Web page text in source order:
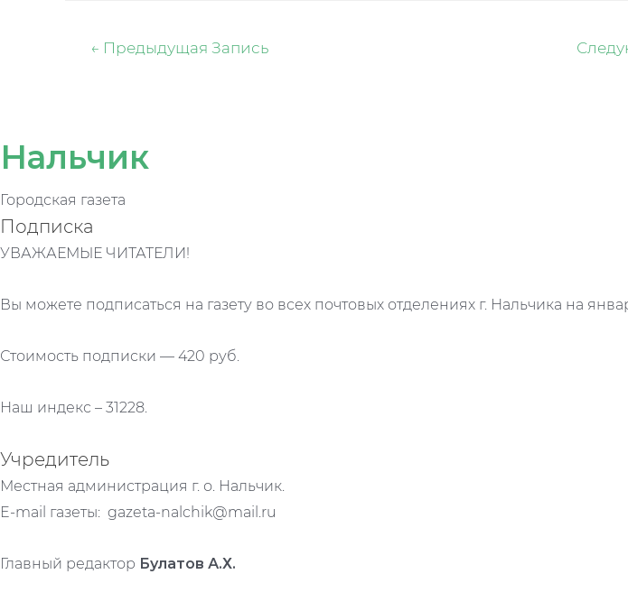
Навигация
← Предыдущая Запись
Нальчик
Городская газета
Подписка
УВАЖАЕМЫЕ ЧИТАТЕЛИ!
Вы можете подписаться на газету во всех почтовых отделениях г. Нальчика на
Стоимость подписки — 420 руб.
Наш индекс – 31228.
Учредитель
Местная администрация г. о. Нальчик.
E-mail газеты: gazeta-nalchik@mail.ru
Главный редактор Булатов А.Х.